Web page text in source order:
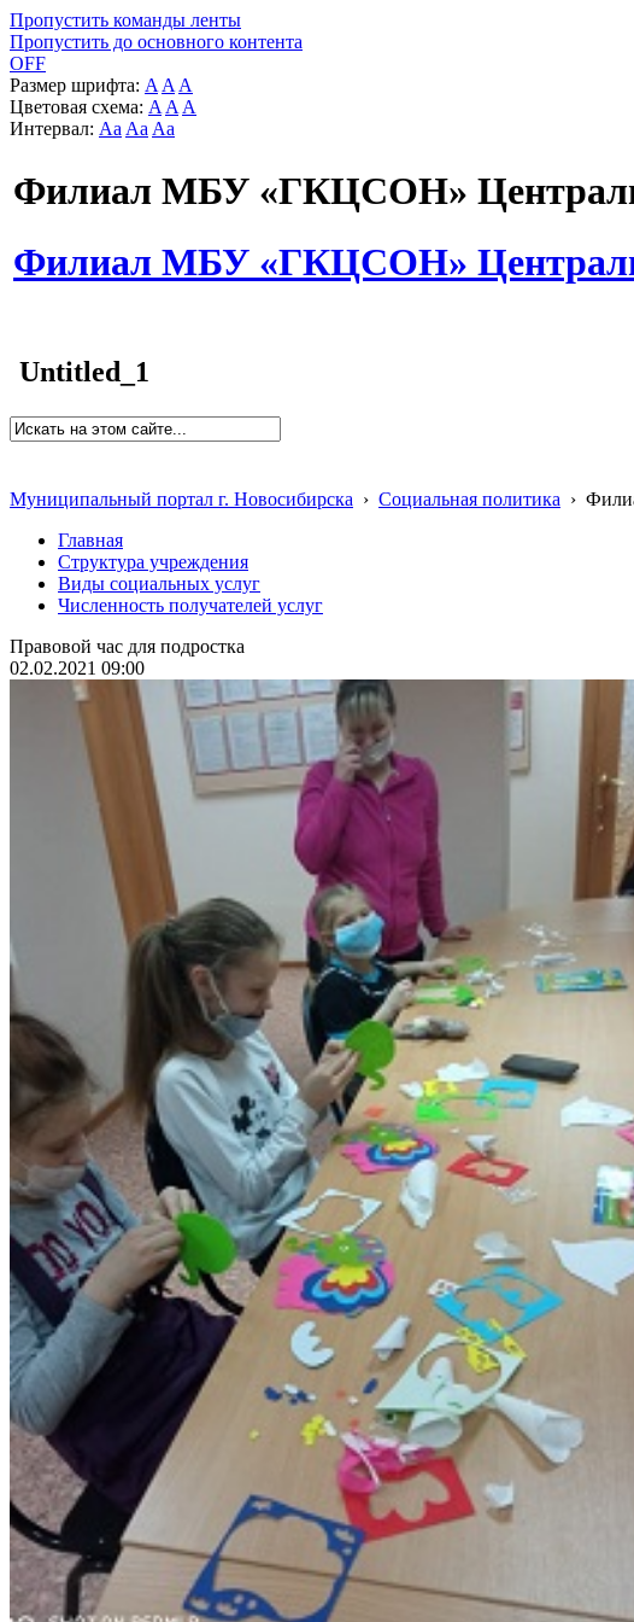
Пропустить команды ленты
Пропустить до основного контента
OFF
Размер шрифта: A A A
Цветовая схема: A A A
Интервал: Aa Aa Aa
Филиал МБУ «ГКЦСОН»
Филиал МБУ «ГКЦСОН»
Untitled_1
Муниципальный портал г. Новосибирска › Социальная политика ›
Главная
Структура учреждения
Виды социальных услуг
Численность получателей услуг
Правовой час для подростка
02.02.2021 09:00